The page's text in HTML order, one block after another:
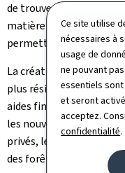
Ce site utilise
nécessaires à
usage de
ne pouvant
essentiels
et seront
acceptez.
confidentialité.
de trouver de nouvelles
matière première en
permettent de réutiliser
La création, le
plus résilientes au
aides financières
les nouvelles aides en
privés, le tout visant
des forêts ainsi que le